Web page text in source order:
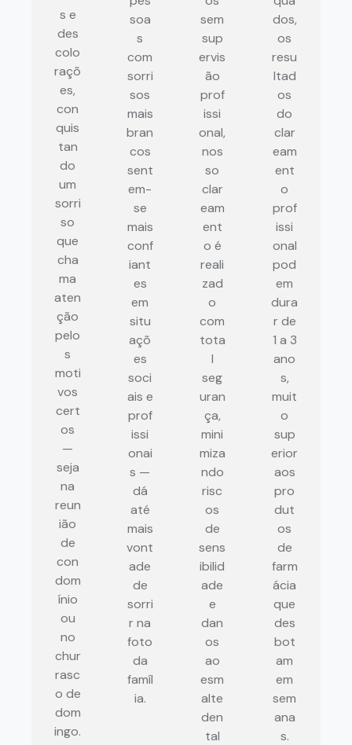
s e
des
colo
raçõ
es,
con
quis
tan
do
um
sorri
so
que
cha
ma
aten
ção
pelo
s
moti
vos
cert
os
—
seja
na
reun
ião
de
con
dom
ínio
ou
no
chur
rasc
o de
dom
ingo.
soa
s
com
sorri
sos
mais
bran
cos
sent
em-
se
mais
conf
iant
es
em
situ
açõ
es
soci
ais e
prof
issi
onai
s —
dá
até
mais
vont
ade
de
sorri
r na
foto
da
famíl
ia.
sem
sup
ervis
ão
prof
issi
onal,
nos
so
clar
eam
ent
o é
reali
zad
o
com
tota
l
seg
uran
ça,
mini
miza
ndo
risc
os
de
sens
ibilid
ade
e
dan
os
ao
esm
alte
den
tal
dos,
os
resu
ltad
os
do
clar
eam
ent
o
prof
issi
onal
pod
em
dura
r de
1 a 3
ano
s,
muit
o
sup
erior
aos
pro
dut
os
de
farm
ácia
que
des
bot
am
em
sem
ana
s.